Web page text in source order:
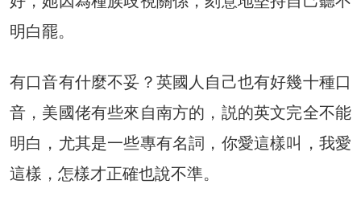
明白罷。
有口音有什麼不妥？英國人自己也有好幾十種口
音，美國佬有些來自南方的，説的英文完全不能
明白，尤其是一些專有名詞，你愛這樣叫，我愛
這樣，怎樣才正確也說不準。